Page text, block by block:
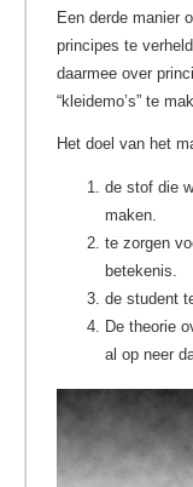
Een derde manier
principes te
daarmee over
“kleidemo’s” te
Het doel van het
de stof die
maken.
te zorgen
betekenis.
de student
De theorie
al op neer